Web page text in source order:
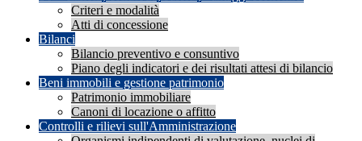
Criteri e modalità
Atti di concessione
Bilanci
Bilancio preventivo e consuntivo
Piano degli indicatori e dei risultati attesi di bilancio
Beni immobili e gestione patrimonio
Patrimonio immobiliare
Canoni di locazione o affitto
Controlli e rilievi sull'Amministrazione